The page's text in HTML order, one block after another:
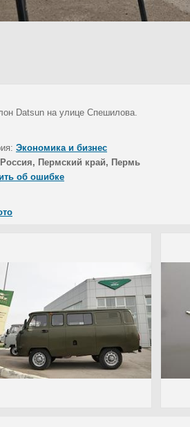
Datsun на улице Спешилова.
Экономика и бизнес
Россия, Пермский край, Пермь
об ошибке